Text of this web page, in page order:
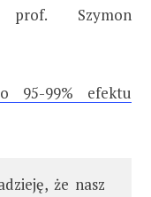
prof. Szymon
95-99% efektu
że nasz